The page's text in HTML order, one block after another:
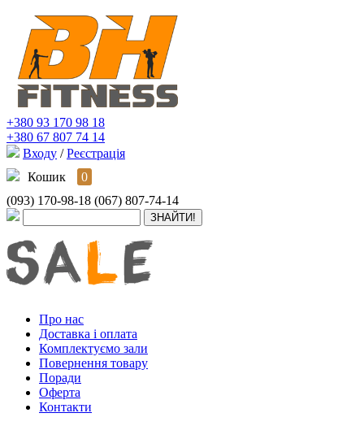
+380 93 170 98 18
+380 67 807 74 14
Входу / Реєстрація
Кошик
0
(093) 170-98-18 (067) 807-74-14
Про нас
Доставка і оплата
Комплектуємо зали
Повернення товару
Поради
Оферта
Контакти